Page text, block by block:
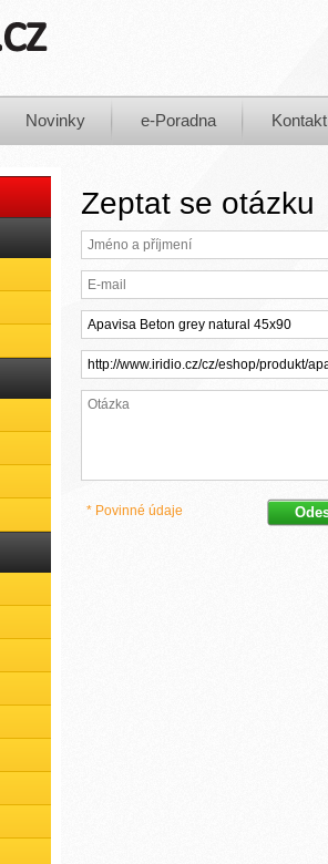
Novinky e-Poradna Kontakt
Zeptat se otázku
* Povinné údaje